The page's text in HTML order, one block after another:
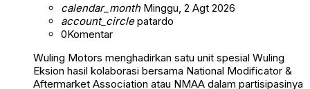
calendar_monthMinggu, 2 Agt 2026
account_circlepatardo
0Komentar
Wuling Motors menghadirkan satu unit spesial Wuling
Eksion hasil kolaborasi bersama National Modificator &
Aftermarket Association atau NMAA dalam partisipasinya